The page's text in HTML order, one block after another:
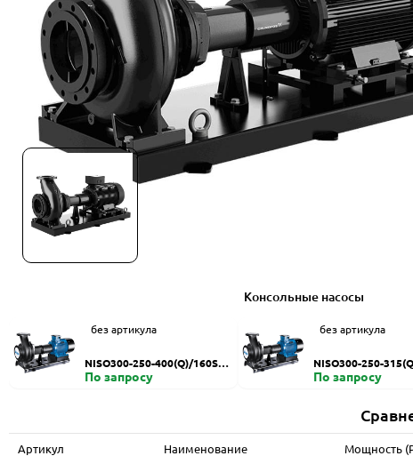
Консольные насосы
без артикула
NISO300-250-400(Q)/160SW
HZDI
По запросу
без артикула
NISO300-250-
ZDI
По запросу
Артикул Наименование Мощность